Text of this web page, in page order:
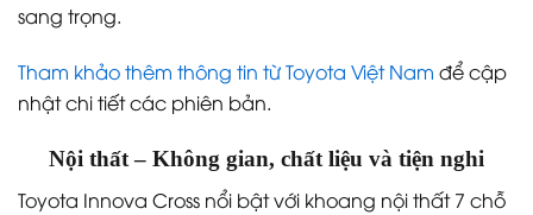
sang trọng.
Tham khảo thêm thông tin từ Toyota Việt Nam để cập
nhật chi tiết các phiên bản.
Nội thất – Không gian, chất liệu và tiện nghi
Toyota Innova Cross nổi bật với khoang nội thất 7 chỗ